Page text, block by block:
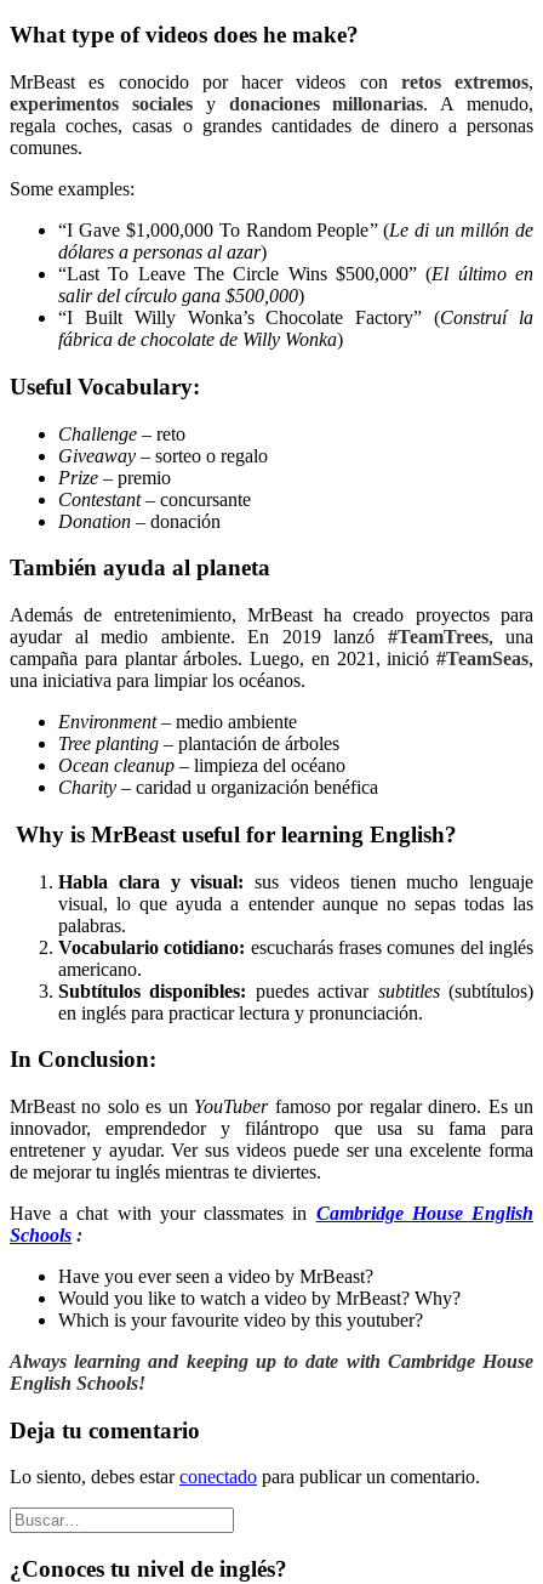
What type of videos does he make?
MrBeast es conocido por hacer videos con retos extremos,
experimentos socialesy donaciones millonarias. A menudo,
regala coches, casas o grandes cantidades de dinero a personas
comunes.
Some examples:
“I Gave $1,000,000 To Random People” (Le di un millón de
dólares a personas al azar)
“Last To Leave The Circle Wins $500,000” (El último en
salir del círculo gana $500,000)
“I Built Willy Wonka’s Chocolate Factory” (Construí la
fábrica de chocolate de Willy Wonka)
Useful Vocabulary:
Challenge – reto
Giveaway – sorteo o regalo
Prize – premio
Contestant– concursante
Donation – donación
También ayuda al planeta
Además de entretenimiento, MrBeast ha creado proyectos para
ayudar al medio ambiente. En 2019 lanzó #TeamTrees, una
campaña para plantar árboles. Luego, en 2021, inició #TeamSeas,
una iniciativa para limpiar los océanos.
Environment– medio ambiente
Tree planting – plantación de árboles
Ocean cleanup – limpieza del océano
Charity – caridad u organización benéfica
Why is MrBeast useful for learning English?
Habla clara y visual: sus videos tienen mucho lenguaje
visual, lo que ayuda a entender aunque no sepas todas las
palabras.
Vocabulario cotidiano: escucharás frases comunes del inglés
americano.
Subtítulos disponibles: puedes activar subtitles(subtítulos)
en inglés para practicar lectura y pronunciación.
In Conclusion:
MrBeast no solo es un YouTuberfamoso por regalar dinero. Es un
innovador, emprendedor y filántropo que usa su fama para
entretener y ayudar. Ver sus videos puede ser una excelente forma
de mejorar tu inglés mientras te diviertes.
Have a chat with your classmates in Cambridge House English
Schools :
Have you ever seen a video by MrBeast?
Would you like to watch a video by MrBeast? Why?
Which is your favourite video by this youtuber?
Always learning and keeping up to date with Cambridge House
English Schools!
Deja tu comentario
Lo siento, debes estarconectado para publicar un comentario.
¿Conoces tu nivel de inglés?